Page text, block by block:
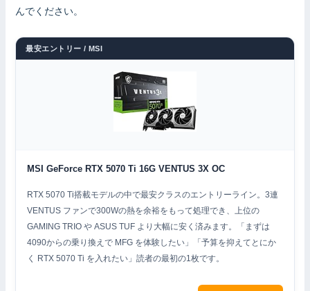
んでください。
最安エントリー / MSI
MSI GeForce RTX 5070 Ti 16G VENTUS 3X OC
RTX 5070 Ti搭載モデルの中で最安クラスのエントリーライン。3連
VENTUS ファンで300Wの熱を余裕をもって処理でき、上位の
GAMING TRIO や ASUS TUF より大幅に安く済みます。「まずは
4090からの乗り換えで MFG を体験したい」「予算を抑えてとにか
く RTX 5070 Ti を入れたい」読者の最初の1枚です。